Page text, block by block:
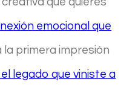
emocional que
la primera impresión
legado que viniste a